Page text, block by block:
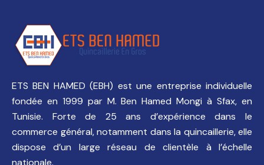
ETS BEN HAMED (EBH) est une entreprise individuelle
fondée en 1999 par M. Ben Hamed Mongi à Sfax, en
Tunisie. Forte de 25 ans d’expérience dans le
commerce général, notamment dans la quincaillerie, elle
dispose d’un large réseau de clientèle à l’échelle
nationale.